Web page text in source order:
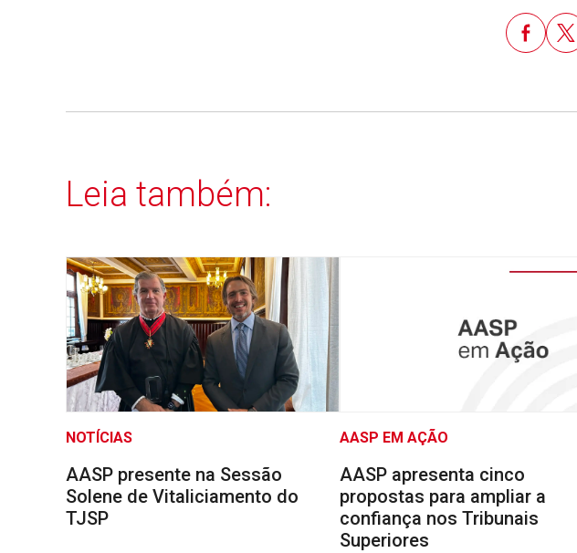
Leia também:
NOTÍCIAS
AASP presente na Sessão
Solene de Vitaliciamento do
TJSP
AASP EM AÇÃO
AASP apresenta cinco
propostas para ampliar a
confiança nos Tribunais
Superiores